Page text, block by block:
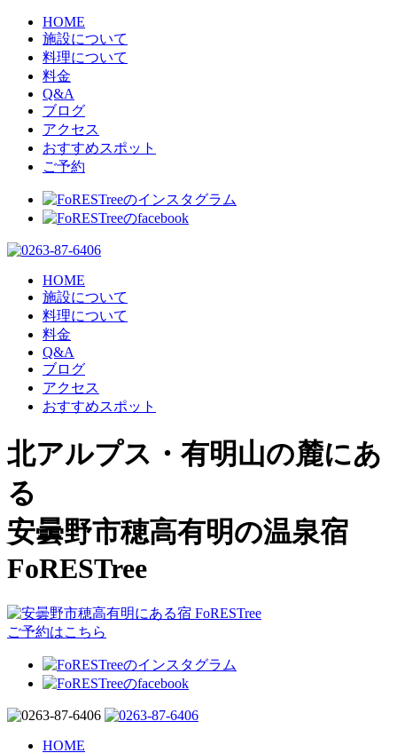
HOME
施設について
料理について
料金
Q&A
ブログ
アクセス
おすすめスポット
ご予約
HOME
施設について
料理について
料金
Q&A
ブログ
アクセス
おすすめスポット
北アルプス・有明山の麓にあ
る
安曇野市穂高有明の温泉宿
FoRESTree
ご予約はこちら
HOME